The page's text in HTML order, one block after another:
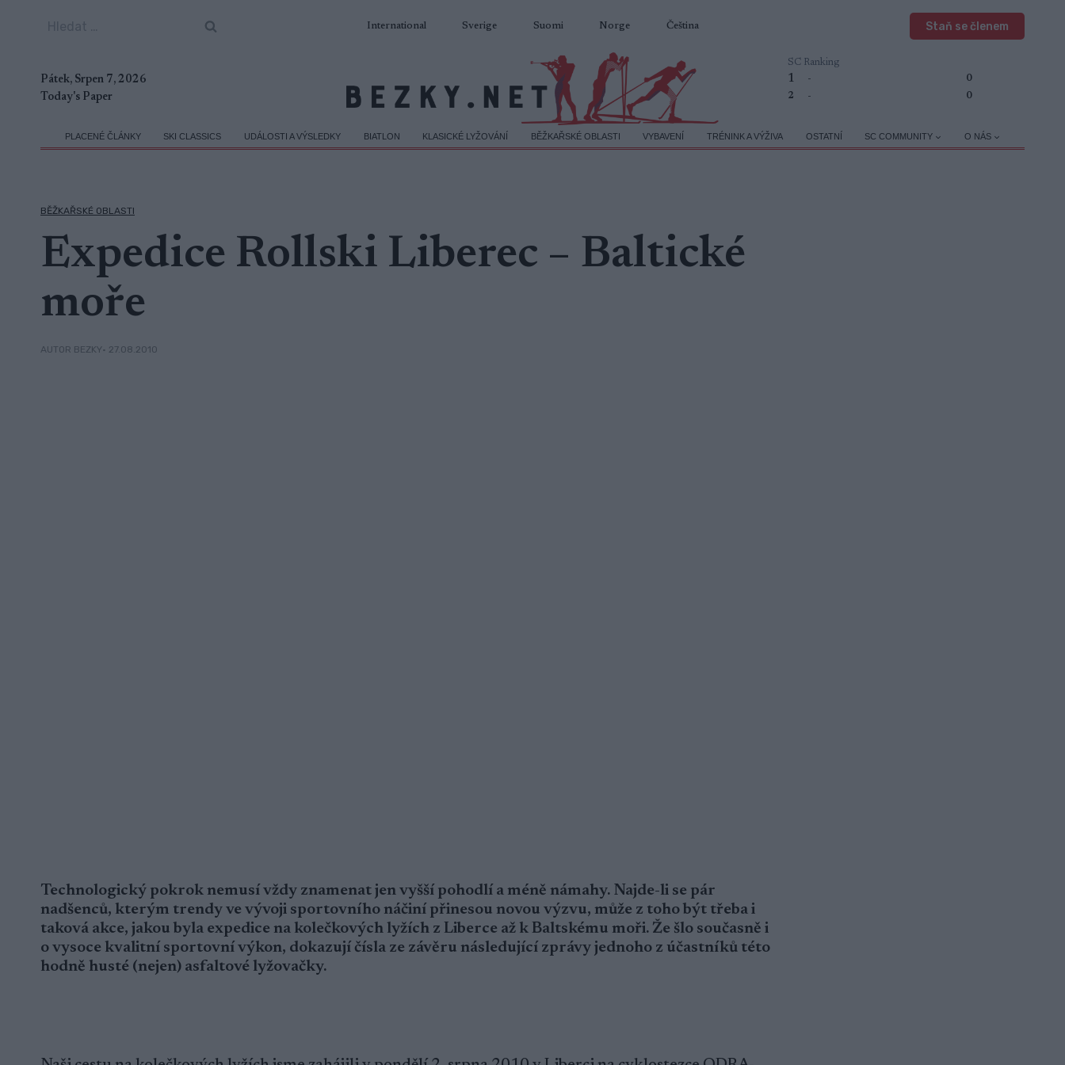
International Sverige Suomi Norge Čeština Staň se členem
Pátek, Srpen 7, 2026
Today's Paper
SC Ranking
1 -
0
2
- 0
PLACENÉ ČLÁNKY SKI CLASSICS UDÁLOSTI A VÝSLEDKY BIATLON KLASICKÉ LYŽOVÁNÍ BĚŽKAŘSKÉ OBLASTI VYBAVENÍ TRÉNINK A VÝŽIVA OSTATNÍ SC COMMUNITY O NÁS
BĚŽKAŘSKÉ OBLASTI
Expedice Rollski Liberec – Baltické
moře
AUTOR BEZKY• 27.08.2010
Technologický pokrok nemusí vždy znamenat jen vyšší pohodlí a méně námahy. Najde-li se pár
nadšenců, kterým trendy ve vývoji sportovního náčiní přinesou novou výzvu, může z toho být třeba i
taková akce, jakou byla expedice na kolečkových lyžích z Liberce až k Baltskému moři. Že šlo současně i
o vysoce kvalitní sportovní výkon, dokazují čísla ze závěru následující zprávy jednoho z účastníků této
hodně husté (nejen) asfaltové lyžovačky.